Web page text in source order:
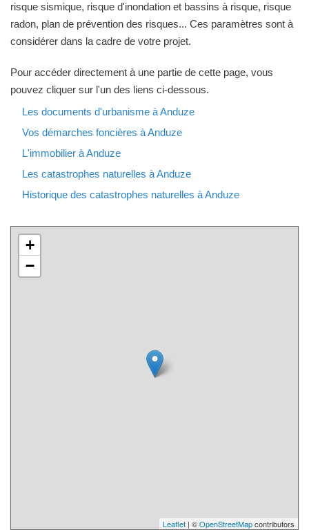
risque sismique, risque d'inondation et bassins à risque, risque
radon, plan de prévention des risques... Ces paramètres sont à
considérer dans la cadre de votre projet.
Pour accéder directement à une partie de cette page, vous
pouvez cliquer sur l'un des liens ci-dessous.
Les documents d'urbanisme à Anduze
Vos démarches foncières à Anduze
L'immobilier à Anduze
Les catastrophes naturelles à Anduze
Historique des catastrophes naturelles à Anduze
+
−
Leaflet | ©OpenStreetMapcontributors